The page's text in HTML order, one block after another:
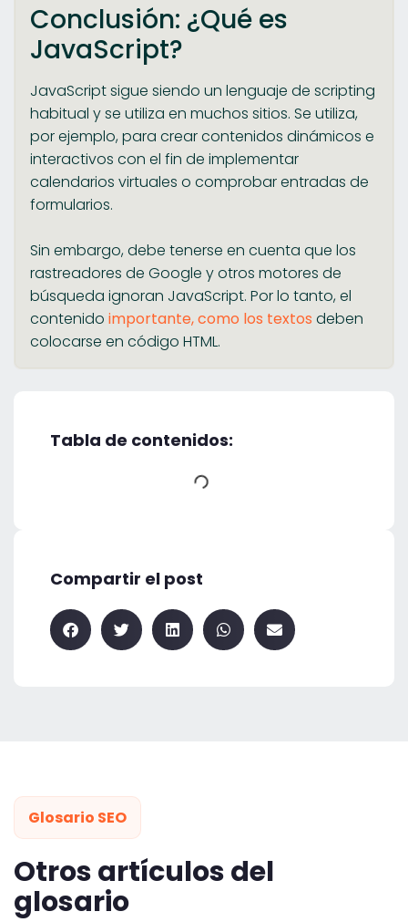
Conclusión: ¿Qué es
JavaScript?
JavaScript sigue siendo un lenguaje de scripting
habitual y se utiliza en muchos sitios. Se utiliza,
por ejemplo, para crear contenidos dinámicos e
interactivos con el fin de implementar
calendarios virtuales o comprobar entradas de
formularios.
Sin embargo, debe tenerse en cuenta que los
rastreadores de Google y otros motores de
búsqueda ignoran JavaScript. Por lo tanto, el
contenido importante, como los textos deben
colocarse en código HTML.
Tabla de contenidos:
Compartir el post
Glosario SEO
Otros artículos del
glosario